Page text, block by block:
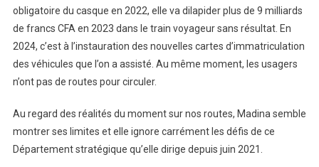
obligatoire du casque en 2022, elle va dilapider plus de 9 milliards
de francs CFA en 2023 dans le train voyageur sans résultat. En
2024, c’est à l’instauration des nouvelles cartes d’immatriculation
des véhicules que l’on a assisté. Au même moment, les usagers
n’ont pas de routes pour circuler.
Au regard des réalités du moment sur nos routes, Madina semble
montrer ses limites et elle ignore carrément les défis de ce
Département stratégique qu’elle dirige depuis juin 2021.